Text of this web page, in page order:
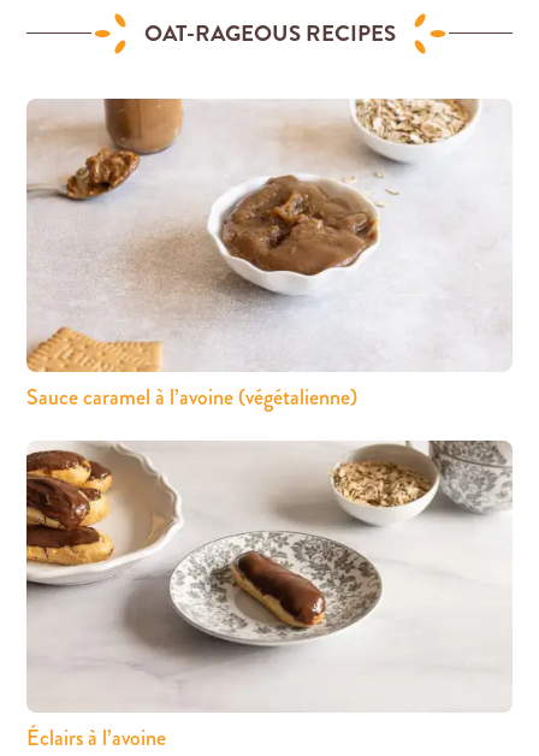
OAT-RAGEOUS RECIPES
Sauce caramel à l’avoine (végétalienne)
Éclairs à l’avoine